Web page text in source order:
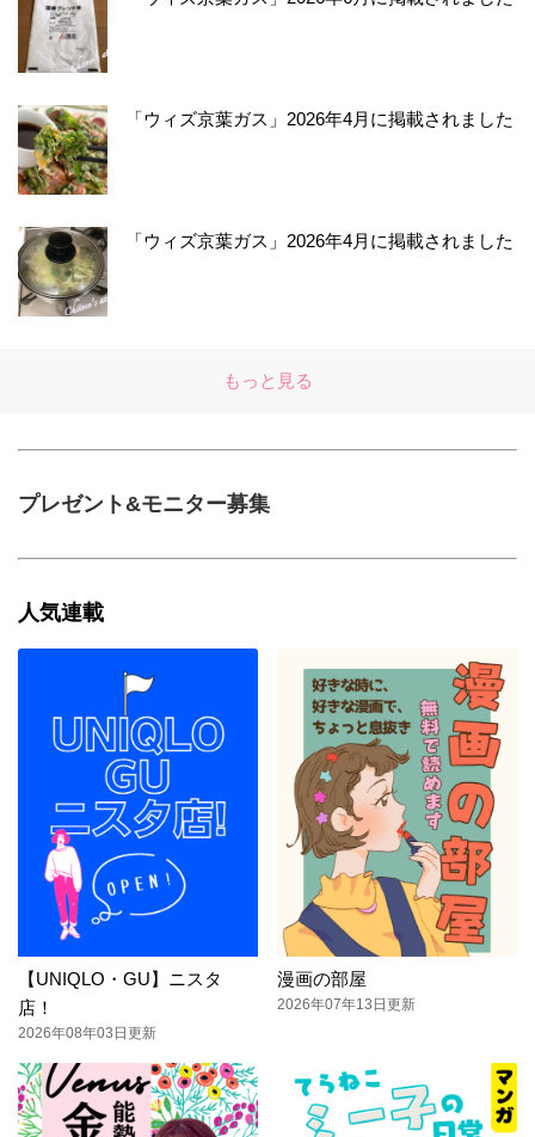
「ウィズ京葉ガス」2026年4月に掲載されました
「ウィズ京葉ガス」2026年4月に掲載されました
もっと見る
プレゼント&モニター募集
人気連載
【UNIQLO・GU】ニスタ
店！
2026年08年03日更新
漫画の部屋
2026年07年13日更新